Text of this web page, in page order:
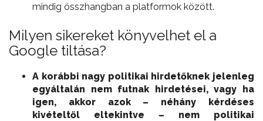
mindig összhangban a platformok között.
Milyen sikereket könyvelhet el a
Google tiltása?
A korábbi nagy politikai hirdetőknek jelenleg
egyáltalán nem futnak hirdetései, vagy ha
igen, akkor azok – néhány kérdéses
kivételtől eltekintve – nem politikai